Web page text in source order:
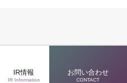
IR情報
IR Information
お問い合わせ
CONTACT